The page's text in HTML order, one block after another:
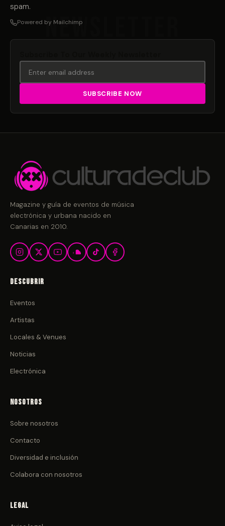
spam.
Powered by Mailchimp
Magazine y guía de eventos de música
electrónica y urbana nacido en
Canarias en 2010.
Descubrir
Eventos
Artistas
Locales & Venues
Noticias
Electrónica
Nosotros
Sobre nosotros
Contacto
Diversidad e inclusión
Colabora con nosotros
Legal